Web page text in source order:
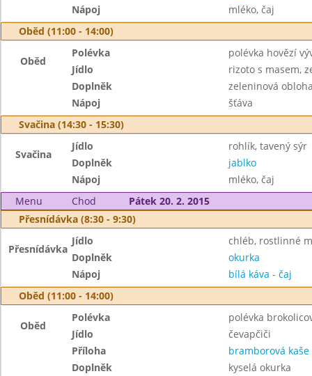
Nápoj
mléko, čaj
Oběd (11:00 - 14:00)
Oběd
Polévka
polévka hovězí
Jídlo
rizoto s masem,
Doplněk
zeleninová
Nápoj
šťáva
Svačina (14:30 - 15:30)
Svačina
Jídlo
rohlík, tavený sýr
Doplněk
jablko
Nápoj
mléko, čaj
Menu
Chod
Pátek 20. 2. 2015
Přesnídávka (8:30 - 9:30)
Přesnídávka
Jídlo
chléb, rostlinné
Doplněk
okurka
Nápoj
bílá káva - čaj
Oběd (11:00 - 14:00)
Oběd
Polévka
polévka
Jídlo
čevapčiči
Příloha
bramborová kaše
Doplněk
kyselá okurka